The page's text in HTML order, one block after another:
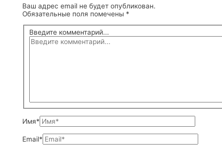
Ваш адрес email не будет опубликован.
Обязательные поля помечены *
Введите комментарий...
Имя*
Email*